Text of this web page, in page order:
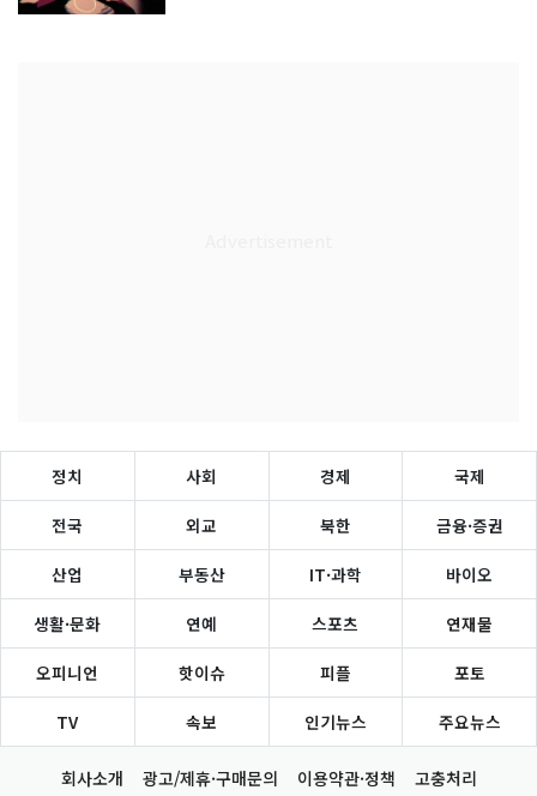
정치 사회 경제 국제
전국 외교 북한 금융·증권
산업 부동산 IT·과학 바이오
생활·문화 연예 스포츠 연재물
오피니언 핫이슈 피플 포토
TV 속보 인기뉴스 주요뉴스
회사소개 광고/제휴·구매문의 이용약관·정책 고충처리